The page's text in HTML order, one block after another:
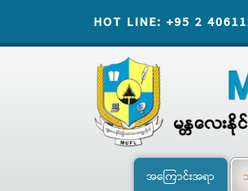
HOT LINE: +95 2
အကြောင်းအရာ